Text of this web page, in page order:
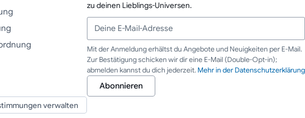
zu deinen Lieblings-Universen.
Deine E-Mail-Adresse
Mit der Anmeldung erhältst du Angebote und Neuigkeiten per E-Mail.
Zur Bestätigung schicken wir dir eine E-Mail (Double-Opt-in);
abmelden kannst du dich jederzeit. Mehr in der Datenschutzerklärung
Abonnieren
verwalten